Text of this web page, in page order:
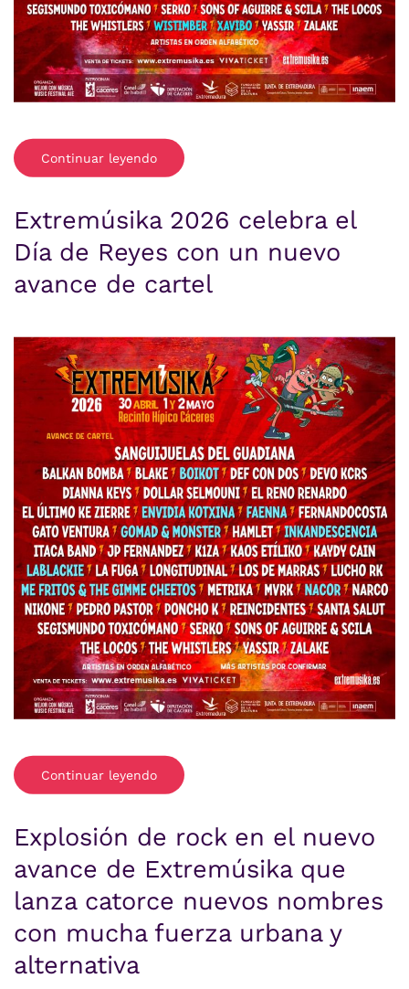
Continuar leyendo
Extremúsika 2026 celebra el
Día de Reyes con un nuevo
avance de cartel
Continuar leyendo
Explosión de rock en el nuevo
avance de Extremúsika que
lanza catorce nuevos nombres
con mucha fuerza urbana y
alternativa